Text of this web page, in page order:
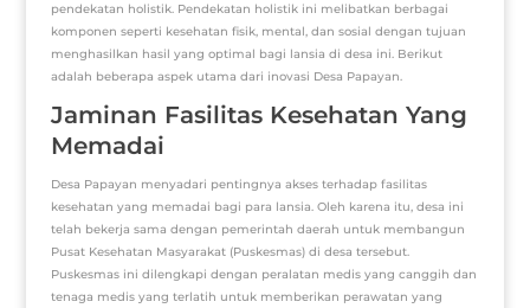
pendekatan holistik. Pendekatan holistik ini melibatkan berbagai
komponen seperti kesehatan fisik, mental, dan sosial dengan tujuan
menghasilkan hasil yang optimal bagi lansia di desa ini. Berikut
adalah beberapa aspek utama dari inovasi Desa Papayan.
Jaminan Fasilitas Kesehatan Yang
Memadai
Desa Papayan menyadari pentingnya akses terhadap fasilitas
kesehatan yang memadai bagi para lansia. Oleh karena itu, desa ini
telah bekerja sama dengan pemerintah daerah untuk membangun
Pusat Kesehatan Masyarakat (Puskesmas) di desa tersebut.
Puskesmas ini dilengkapi dengan peralatan medis yang canggih dan
tenaga medis yang terlatih untuk memberikan perawatan yang